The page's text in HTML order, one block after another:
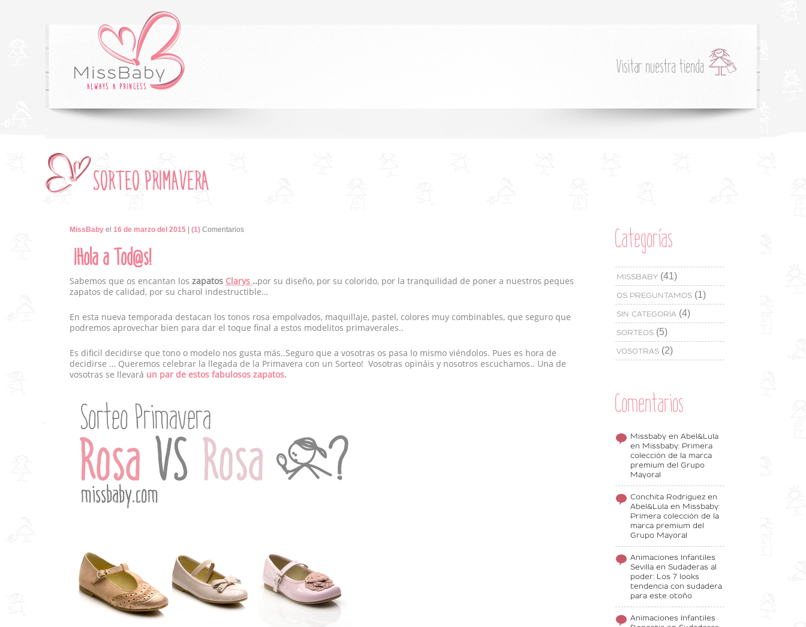
Visitar nuestra tienda
SORTEO PRIMAVERA
MissBaby el 16 de marzo del 2015 (1) Comentarios
¡Hola a Tod@s!
Sabemos que os encantan los zapatos Clarys ..por su diseño, por su colorido, por la tranquilidad de poner a nuestros peques
zapatos de calidad, por su charol indestructible…
En esta nueva temporada destacan los tonos rosa empolvados, maquillaje, pastel, colores muy combinables, que seguro que
podremos aprovechar bien para dar el toque final a estos modelitos primaverales..
Es dificil decidirse que tono o modelo nos gusta más..Seguro que a vosotras os pasa lo mismo viéndolos. Pues es hora de
decidirse … Queremos celebrar la llegada de la Primavera con un Sorteo! Vosotras opináis y nosotros escuchamos.. Una de
vosotras se llevará un par de estos fabulosos zapatos.
Categorías
MISSBABY(41)
OS PREGUNTAMOS(1)
SIN CATEGORÍA (4)
SORTEOS(5)
VOSOTRAS(2)
Comentarios
Missbabyen Abel&Lula
en Missbaby: Primera
colección de la marca
premium del Grupo
Mayoral
Conchita Rodriguezen
Abel&Lula en Missbaby:
Primera colección de la
marca premium del
Grupo Mayoral
Animaciones Infantiles
Sevillaen Sudaderas al
poder: Los 7 looks
tendencia con sudadera
para este otoño
Animaciones Infantiles